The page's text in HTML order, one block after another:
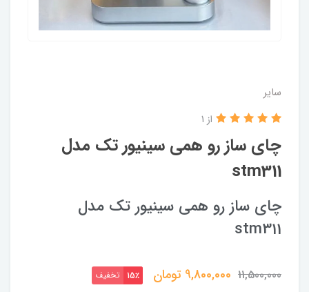
سایر
چای ساز رو همی سینیور تک مدل
stm311
از 1
چای ساز رو همی سینیور تک مدل
stm311
11,500,000
9,800,000 تومان 15٪ تخفیف